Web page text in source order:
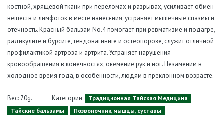
костной, хрящевой ткани при переломах и разрывах, усиливает обмен
веществ и лимфоток в месте нанесения, устраняет мышечные спазмы и
отечность. Красный бальзам No.4 помогает при ревматизме и подагре,
радикулите и бурсите, тендовагините и остеопорозе, служит отличной
профилактикой артроза и артрита. Устраняет нарушения
кровообращения в конечностях, онемение рук и ног. Незаменим в
холодное время года, в особенности, людям в преклонном возрасте.
Вес: 70g. Категории:
Традиционная Тайская Медицина
Тайские бальзамы
Позвоночник, мышцы, суставы